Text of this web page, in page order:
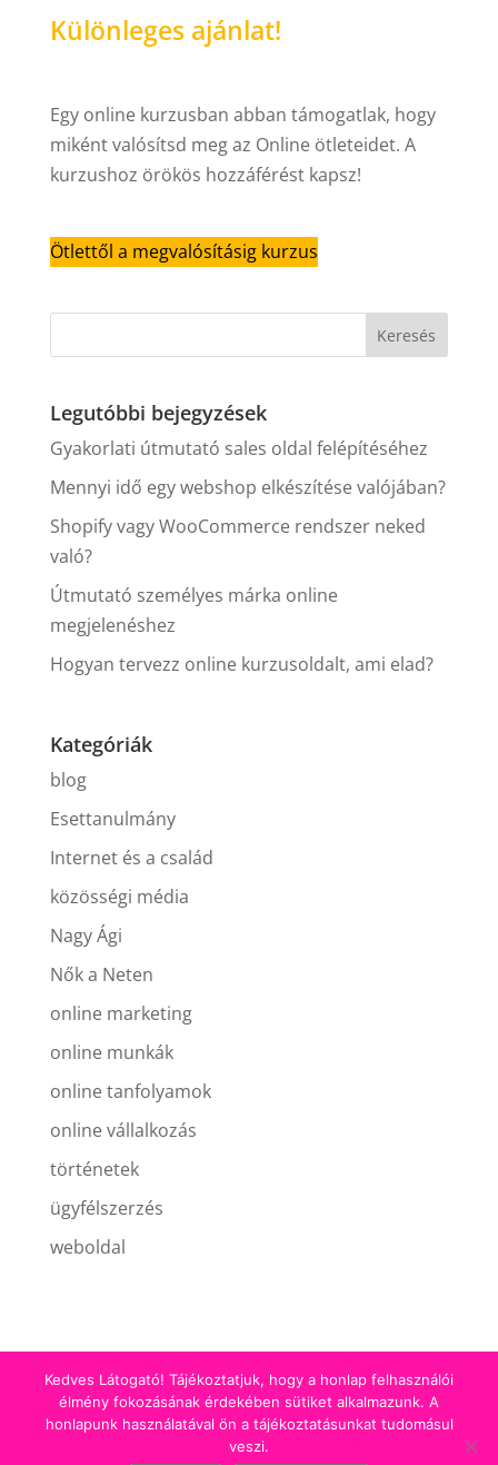
Különleges ajánlat!
Egy online kurzusban abban támogatlak, hogy
miként valósítsd meg az Online ötleteidet. A
kurzushoz örökös hozzáférést kapsz!
Ötlettől a megvalósításig kurzus
Legutóbbi bejegyzések
Gyakorlati útmutató sales oldal felépítéséhez
Mennyi idő egy webshop elkészítése valójában?
Shopify vagy WooCommerce rendszer neked
való?
Útmutató személyes márka online
megjelenéshez
Hogyan tervezz online kurzusoldalt, ami elad?
Kategóriák
blog
Esettanulmány
Internet és a család
közösségi média
Nagy Ági
Nők a Neten
online marketing
online munkák
online tanfolyamok
online vállalkozás
történetek
ügyfélszerzés
weboldal
Minden jog fenntartva! | 2018-2026 Kell egy
Kedves Látogató! Tájékoztatjuk, hogy a honlap felhasználói
élmény fokozásának érdekében sütiket alkalmazunk. A
honlapunk használatával ön a tájékoztatásunkat tudomásul
veszi.